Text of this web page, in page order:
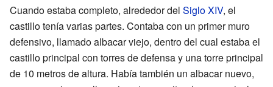
Cuando estaba completo, alrededor del Siglo XIV, el
castillo tenía varias partes. Contaba con un primer muro
defensivo, llamado albacar viejo, dentro del cual estaba el
castillo principal con torres de defensa y una torre principal
de 10 metros de altura. Había también un albacar nuevo,